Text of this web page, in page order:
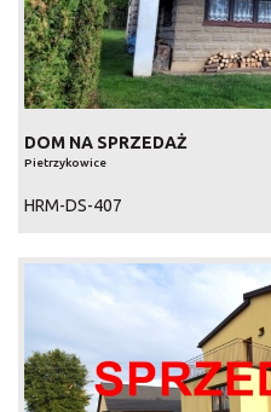
DOM NA SPRZEDAŻ
Pietrzykowice
HRM-DS-407